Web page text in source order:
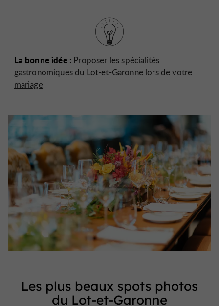
La bonne idée : Proposer les spécialités
gastronomiques du Lot-et-Garonne lors de votre
mariage.
Les plus beaux spots photos
du Lot-et-Garonne